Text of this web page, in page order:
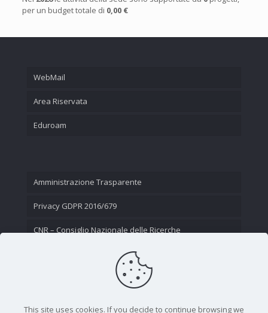
per un budget totale di 0,00 €
WebMail
Area Riservata
Eduroam
Amministrazione Trasparente
Privacy GDPR 2016/679
CNR – Consiglio Nazionale delle Ricerche
This site uses cookies. If you decide to continue browsing we